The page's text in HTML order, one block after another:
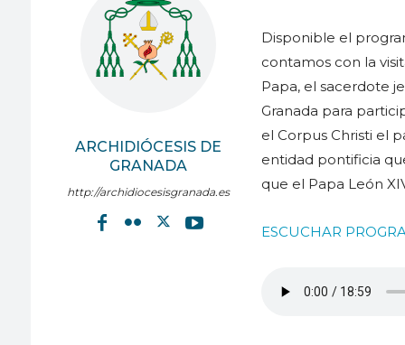
ARCHIDIÓCESIS DE
GRANADA
http://archidiocesisgranada.es
Disponible el
contamos con la
Papa, el sacerdote
Granada para
el Corpus Christi el
entidad pontificia
que el Papa León
ESCUCHAR